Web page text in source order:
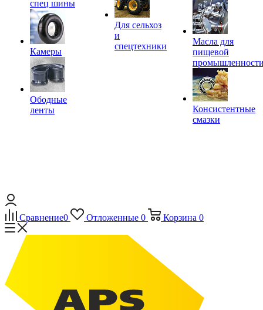
спец шины
Камеры
Ободные
ленты
Для сельхоз
и
спецтехники
Масла для
пищевой
Консистентные
смазки
Сравнение0 Отложенные 0 Корзина 0